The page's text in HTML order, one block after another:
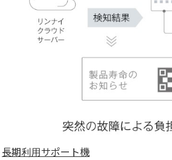
長期利用サポート機